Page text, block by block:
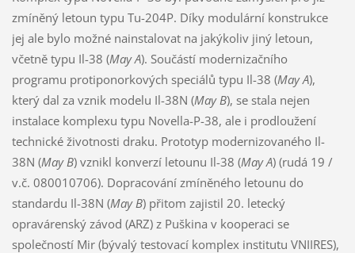
zmíněný letoun typu Tu-204P. Díky modulární konstrukce
jej ale bylo možné nainstalovat na jakýkoliv jiný letoun,
včetně typu Il-38 (May A). Součástí modernizačního
programu protiponorkových speciálů typu Il-38 (May A),
který dal za vznik modelu Il-38N (May B), se stala nejen
instalace komplexu typu Novella-P-38, ale i prodloužení
technické životnosti draku. Prototyp modernizovaného Il-
38N (May B) vznikl konverzí letounu Il-38 (May A) (rudá 19 /
v.č. 080010706). Dopracování zmíněného letounu do
standardu Il-38N (May B) přitom zajistil 20. letecký
opravárenský závod (ARZ) z Puškina v kooperaci se
společností Mir (bývalý testovací komplex institutu VNIIRES),